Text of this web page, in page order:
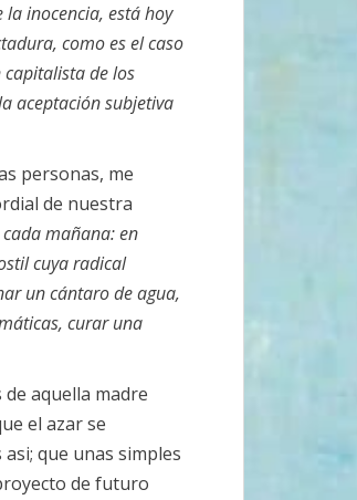
inocencia, está hoy
como es el caso
de los
aceptación subjetiva
personas, me
de nuestra
mañana: en
cuya radical
un cántaro de agua,
curar una
aquella madre
el azar se
que unas simples
de futuro